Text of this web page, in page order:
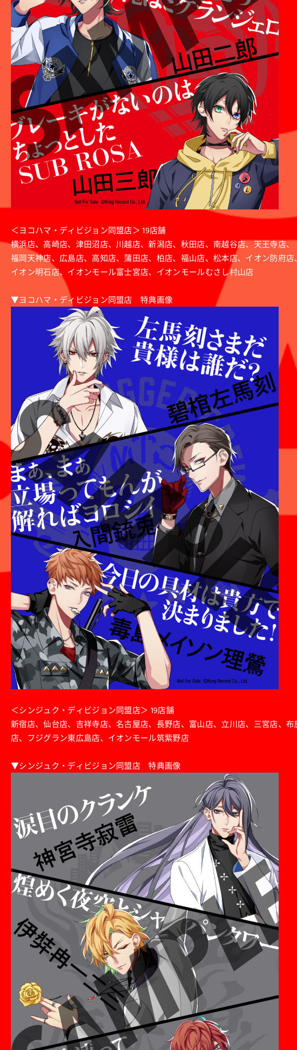
＜ヨコハマ・ディビジョン同盟店＞ 19店舗
横浜店、高崎店、津田沼店、川越店、新潟店、秋田店、南越谷店、天王寺店、
福岡天神店、広島店、高知店、蒲田店、柏店、福山店、松本店、イオン防府店、
イオン明石店、イオンモール富士宮店、イオンモールむさし村山店
▼ヨコハマ・ディビジョン同盟店 特典画像
＜シンジュク・ディビジョン同盟店＞ 19店舗
新宿店、仙台店、吉祥寺店、名古屋店、長野店、富山店、立川店、三宮店、
店、フジグラン東広島店、イオンモール筑紫野店
▼シンジュク・ディビジョン同盟店 特典画像